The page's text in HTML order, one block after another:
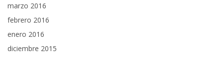
marzo 2016
febrero 2016
enero 2016
diciembre 2015